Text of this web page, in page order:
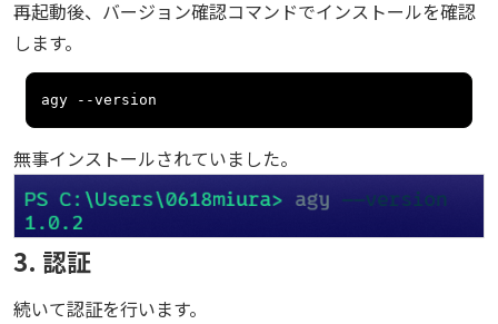
再起動後、バージョン確認コマンドでインストールを確認
します。
agy --version
無事インストールされていました。
3. 認証
続いて認証を行います。